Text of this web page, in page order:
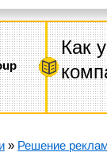
Как
» Решение